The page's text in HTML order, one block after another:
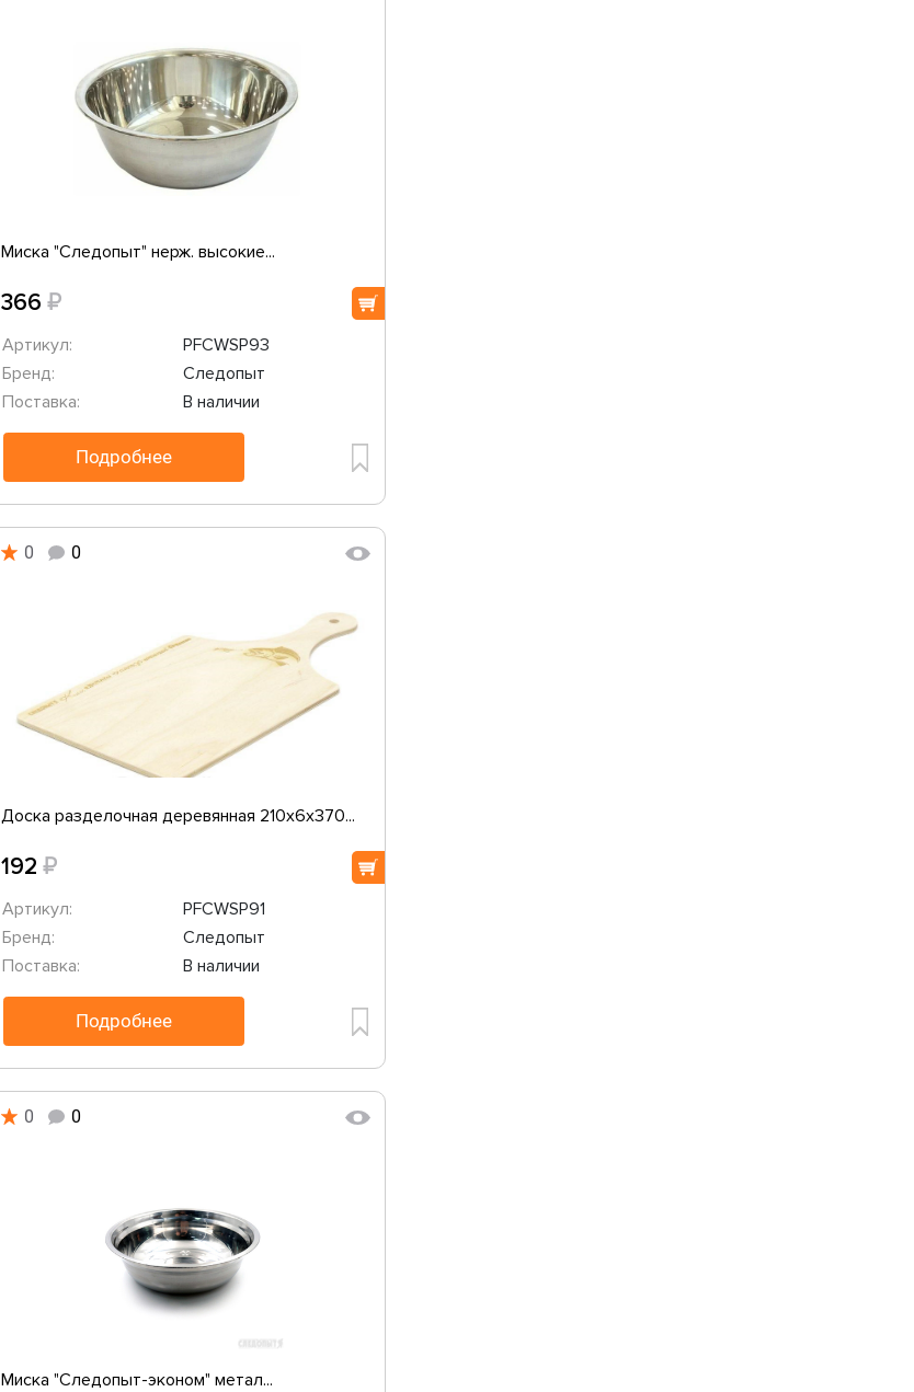
Миска "Следопыт" нерж. высокие...
366 ₽
Артикул:
PFCWSP93
Бренд:
Следопыт
Поставка:
В наличии
Подробнее
0 0
Доска разделочная деревянная 210х6х370...
192 ₽
Артикул:
PFCWSP91
Бренд:
Следопыт
Поставка:
В наличии
Подробнее
0 0
Миска "Следопыт-эконом" метал...